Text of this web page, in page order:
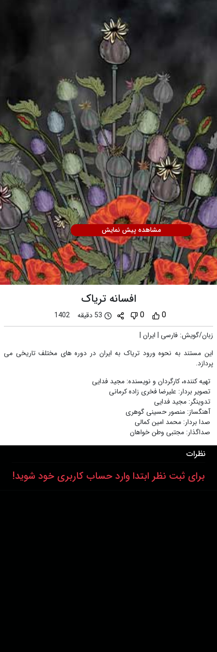
مشاهده پیش نمایش
افسانه تریاک
0
0 53 دقیقه
1402
زبان/گویش: فارسی | ایران |
این مستند به نحوه ورود تریاک به ایران در دوره های مختلف تاریخی می
پردازد.
تهیه کننده، کارگردان و نویسنده: مجید فدایی
تصویر بردار: علیرضا فخری زاده کرمانی
تدوینگر: مجید فدایی
آهنگساز: منصور حسینی گوهری
صدا بردار: محمد امین کمالی
صداگذار: مجتبی وطن خواهان
نظرات
برای ثبت نظر ابتدا وارد حساب کاربری خود شوید!